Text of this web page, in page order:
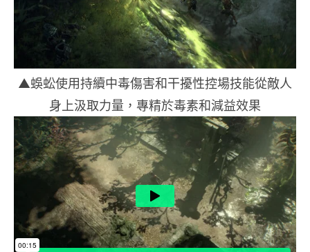
▲蜈蚣使用持續中毒傷害和干擾性控場技能從敵人
身上汲取力量，專精於毒素和減益效果